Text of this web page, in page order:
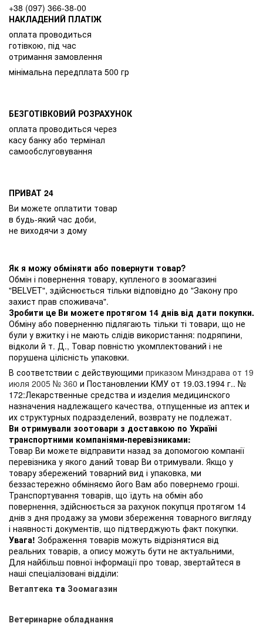
+38 (097) 366-38-00
НАКЛАДЕНИЙ ПЛАТІЖ
оплата проводиться
готівкою, під час
отримання замовлення
мінімальна передплата 500 гр
БЕЗГОТІВКОВИЙ РОЗРАХУНОК
оплата проводиться через
касу банку або термінал
самообслуговування
ПРИВАТ 24
Ви можете оплатити товар
в будь-який час доби,
не виходячи з дому
Як я можу обміняти або повернути товар?
Обмін і повернення товару, купленого в зоомагазині
"BELVET", здійснюється тільки відповідно до "Закону про
захист прав споживача".
Зробити це Ви можете протягом 14 днів від дати покупки.
Обміну або поверненню підлягають тільки ті товари, що не
були у вжитку і не мають слідів використання: подряпини,
відколи й т. Д., Товар повністю укомплектований і не
порушена цілісність упаковки.
В соответствии с действующими приказом Минздрава от 19
июля 2005 № 360 и Постановлении КМУ от 19.03.1994 г.. №
172:Лекарственные средства и изделия медицинского
назначения надлежащего качества, отпущенные из аптек и
их структурных подразделений, возврату не подлежат.
Ви отримували зоотовари з доставкою по Україні
транспортними компаніями-перевізниками:
Товар Ви можете відправити назад за допомогою компанії
перевізника у якого даний товар Ви отримували. Якщо у
товару збережений товарний вид і упаковка, ми
беззастережно обміняємо його Вам або повернемо гроші.
Транспортування товарів, що їдуть на обмін або
повернення, здійснюється за рахунок покупця протягом 14
днів з дня продажу за умови збереження товарного вигляду
і наявності документів, що підтверджують факт покупки.
Увага! Зображення товарів можуть відрізнятися від
реальних товарів, а опису можуть бути не актуальними,
Для найбільш повної інформації про товар, звертайтеся в
наші спеціалізовані відділи:
Ветаптека та Зоомагазин
Ветеринарне обладнання